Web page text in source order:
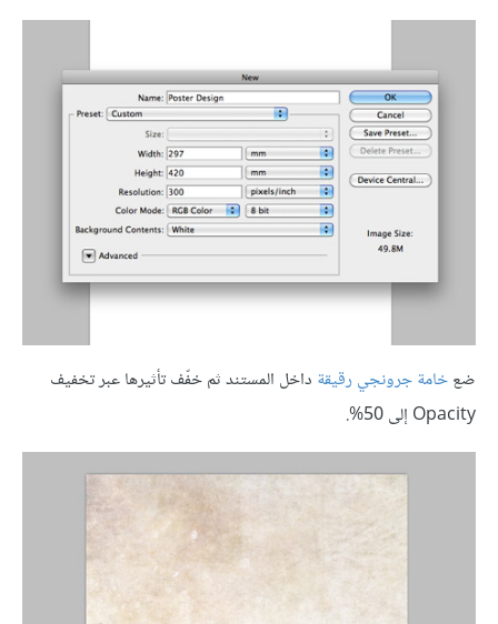
ضعخامة جرونجي رقيقة داخل المستند ثم خفّف تأثيرها عبر تخفيف
Opacity إلى 50%.